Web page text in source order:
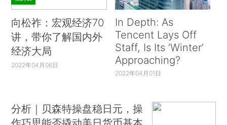
向松祚：宏观经济70
讲，带你了解国内外
经济大局
2022年04月06日
In Depth: As
Tencent Lays Off
Staff, Is Its ‘Winter’
Approaching?
2022年04月01日
分析｜贝森特操盘稳日元，操